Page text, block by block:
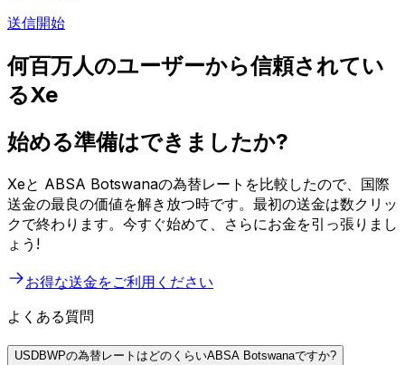
送信開始
何百万人のユーザーから信頼されてい
るXe
始める準備はできましたか?
Xeと ABSA Botswanaの為替レートを比較したので、国際
送金の最良の価値を解き放つ時です。最初の送金は数クリッ
クで終わります。今すぐ始めて、さらにお金を引っ張りまし
ょう!
お得な送金をご利用ください
よくある質問
USDBWPの為替レートはどのくらいABSA Botswanaですか?